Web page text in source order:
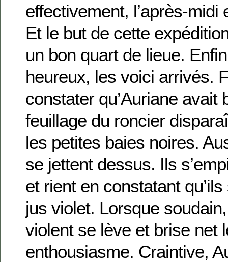
effectivement, l’après-midi
Et le but de cette
un bon quart de lieue.
heureux, les voici arrivés.
constater qu’Auriane avait
feuillage du roncier
les petites baies noires.
se jettent dessus. Ils
et rient en constatant
jus violet. Lorsque
violent se lève et brise net
enthousiasme. Craintive,